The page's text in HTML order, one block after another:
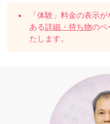
「体験」料金の表示
ある詳細・持ち物のペ
たします。